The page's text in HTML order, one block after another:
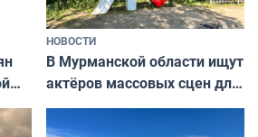
НОВОСТИ
В Мурманской области ищут
актёров массовых сцен для
съёмок в
короткометражном фильме